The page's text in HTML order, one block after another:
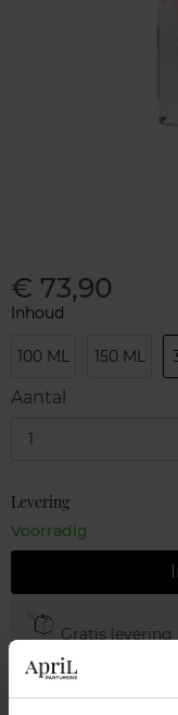
€ 73,90
Inhoud
100 ML 150 ML
Aantal
1
Levering
Voorradig
Gratis levering
Gratis retour in